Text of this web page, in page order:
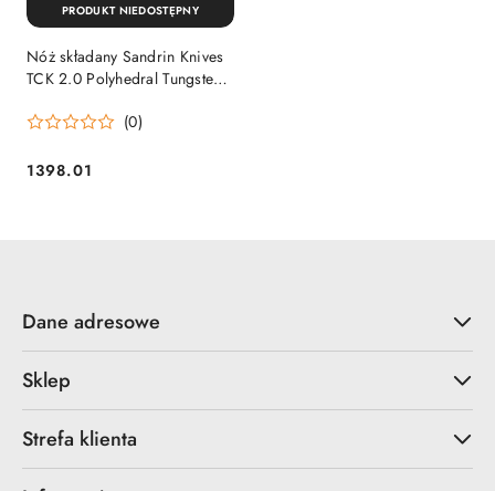
Nóż składany Sandrin Knives
TCK 2.0 Polyhedral Tungsten
Knives by Turmond
(0)
Cena:
1398.01
PRODUKT NIEDOSTĘPNY
Dane adresowe
Sklep
Strefa klienta